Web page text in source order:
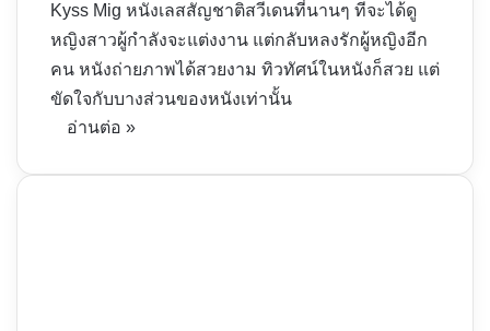
Kyss Mig หนังเลสสัญชาติสวีเดนที่นานๆ ทีจะได้ดู
หญิงสาวผู้กำลังจะแต่งงาน แต่กลับหลงรักผู้หญิงอีก
คน หนังถ่ายภาพได้สวยงาม ทิวทัศน์ในหนังก็สวย แต่
ขัดใจกับบางส่วนของหนังเท่านั้น
อ่านต่อ »